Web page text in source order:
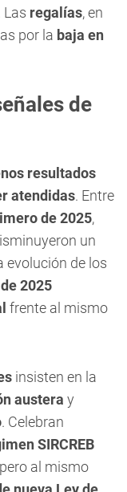
Las regalías, en
por la baja en
de
resultados
atendidas. Entre
de 2025,
un
evolución de los
2025
frente al mismo
insisten en la
austera y
. Celebran
SIRCREB
al mismo